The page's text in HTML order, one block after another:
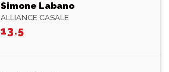
Simone Labano
ALLIANCE CASALE
13.5